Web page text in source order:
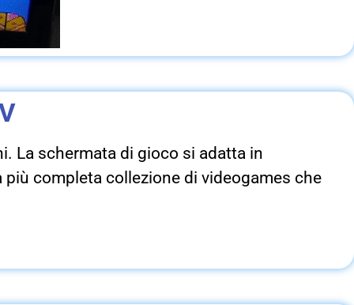
La schermata di gioco si adatta in
completa collezione di videogames che